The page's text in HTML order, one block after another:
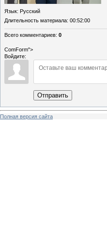
Язык: Русский
Длительность материала: 00:52:00
Всего комментариев: 0
ComForm">
Войдите:
Отправить
Полная версия сайта